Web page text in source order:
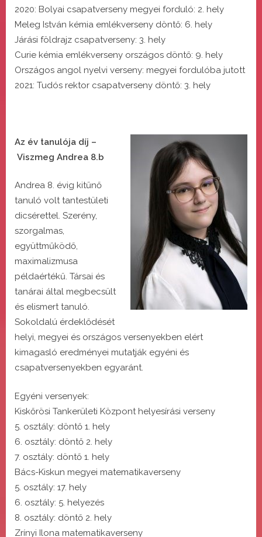
2020: Bolyai csapatverseny megyei forduló: 2. hely
Meleg István kémia emlékverseny döntő: 6. hely
Járási földrajz csapatverseny: 3. hely
Curie kémia emlékverseny országos döntő: 9. hely
Országos angol nyelvi verseny: megyei fordulóba jutott
2021: Tudós rektor csapatverseny döntő: 3. hely
Az év tanulója díj –
Viszmeg Andrea 8.b
Andrea 8. évig kitűnő
tanuló volt tantestületi
dicsérettel. Szerény,
szorgalmas,
együttműködő,
maximalizmusa
példaértékű. Társai és
tanárai által megbecsült
és elismert tanuló.
Sokoldalú érdeklődését
helyi, megyei és országos versenyekben elért
kimagasló eredményei mutatják egyéni és
csapatversenyekben egyaránt.
Egyéni versenyek:
Kiskőrösi Tankerületi Központ helyesírási verseny
5. osztály: döntő 1. hely
6. osztály: döntő 2. hely
7. osztály: döntő 1. hely
Bács-Kiskun megyei matematikaverseny
5. osztály: 17. hely
6. osztály: 5. helyezés
8. osztály: döntő 2. hely
Zrínyi Ilona matematikaverseny